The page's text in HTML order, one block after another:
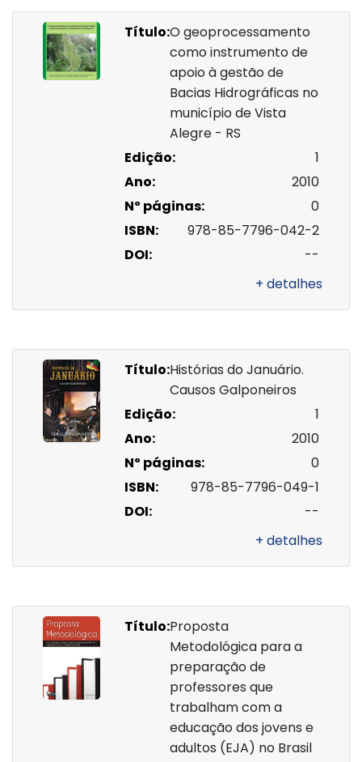
Título:O geoprocessamento
como instrumento de
apoio à gestão de
Bacias Hidrográficas no
município de Vista
Alegre - RS
Edição:
1
Ano:
2010
Nº páginas:
0
ISBN:
978-85-7796-042-2
DOI:
--
+ detalhes
Título:Histórias do Januário.
Causos Galponeiros
Edição:
1
Ano:
2010
Nº páginas:
0
ISBN:
978-85-7796-049-1
DOI:
--
+ detalhes
Título:Proposta
Metodológica para a
preparação de
professores que
trabalham com a
educação dos jovens e
adultos (EJA) no Brasil